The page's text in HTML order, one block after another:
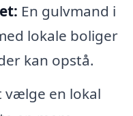
En gulvmand i
lokale boliger
kan opstå.
vælge en lokal